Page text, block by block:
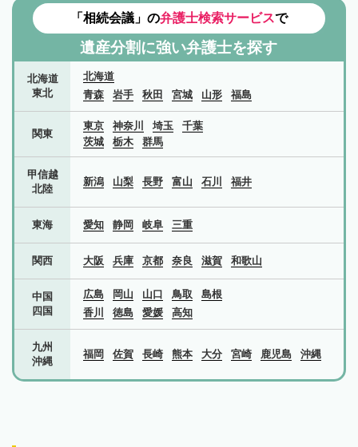
「相続会議」の弁護士検索サービスで
遺産分割に強い弁護士を探す
北海道
東北
北海道
青森
岩手 秋田 宮城 山形 福島
関東
東京 神奈川 埼玉
千葉
茨城
栃木 群馬
甲信越
北陸
新潟 山梨 長野 富山 石川 福井
東海 愛知 静岡 岐阜 三重
関西 大阪 兵庫 京都 奈良 滋賀 和歌山
中国
四国
広島 岡山 山口 鳥取
島根
香川
徳島 愛媛 高知
九州
沖縄
福岡 佐賀 長崎 熊本 大分 宮崎 鹿児島 沖縄